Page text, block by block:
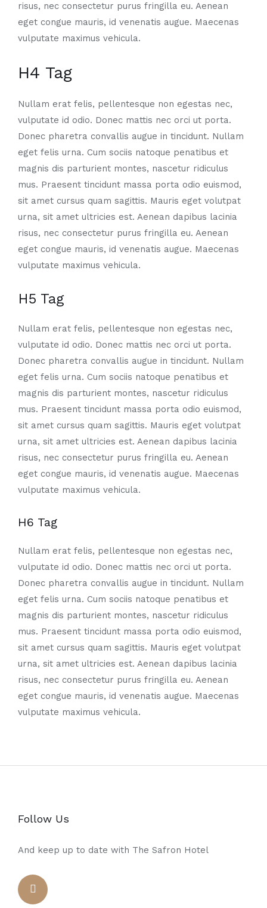
risus, nec consectetur purus fringilla eu. Aenean
eget congue mauris, id venenatis augue. Maecenas
vulputate maximus vehicula.
H4 Tag
Nullam erat felis, pellentesque non egestas nec,
vulputate id odio. Donec mattis nec orci ut porta.
Donec pharetra convallis augue in tincidunt. Nullam
eget felis urna. Cum sociis natoque penatibus et
magnis dis parturient montes, nascetur ridiculus
mus. Praesent tincidunt massa porta odio euismod,
sit amet cursus quam sagittis. Mauris eget volutpat
urna, sit amet ultricies est. Aenean dapibus lacinia
risus, nec consectetur purus fringilla eu. Aenean
eget congue mauris, id venenatis augue. Maecenas
vulputate maximus vehicula.
H5 Tag
Nullam erat felis, pellentesque non egestas nec,
vulputate id odio. Donec mattis nec orci ut porta.
Donec pharetra convallis augue in tincidunt. Nullam
eget felis urna. Cum sociis natoque penatibus et
magnis dis parturient montes, nascetur ridiculus
mus. Praesent tincidunt massa porta odio euismod,
sit amet cursus quam sagittis. Mauris eget volutpat
urna, sit amet ultricies est. Aenean dapibus lacinia
risus, nec consectetur purus fringilla eu. Aenean
eget congue mauris, id venenatis augue. Maecenas
vulputate maximus vehicula.
H6 Tag
Nullam erat felis, pellentesque non egestas nec,
vulputate id odio. Donec mattis nec orci ut porta.
Donec pharetra convallis augue in tincidunt. Nullam
eget felis urna. Cum sociis natoque penatibus et
magnis dis parturient montes, nascetur ridiculus
mus. Praesent tincidunt massa porta odio euismod,
sit amet cursus quam sagittis. Mauris eget volutpat
urna, sit amet ultricies est. Aenean dapibus lacinia
risus, nec consectetur purus fringilla eu. Aenean
eget congue mauris, id venenatis augue. Maecenas
vulputate maximus vehicula.
Follow Us
And keep up to date with The Safron Hotel